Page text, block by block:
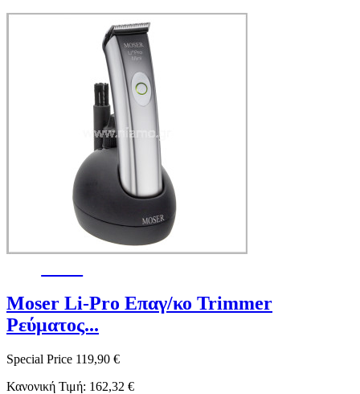
Moser Li-Pro Επαγ/κο Trimmer
Ρεύματος...
Special Price 119,90 €
Κανονική Τιμή: 162,32 €